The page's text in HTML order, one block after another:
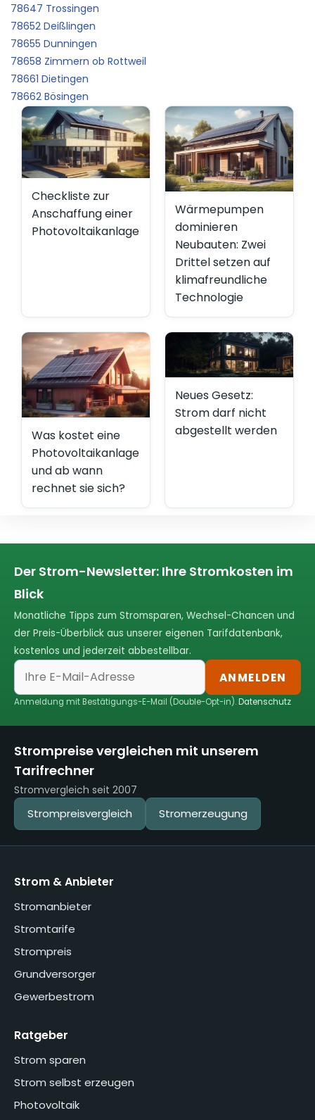
78647 Trossingen
78652 Deißlingen
78655 Dunningen
78658 Zimmern ob Rottweil
78661 Dietingen
78662 Bösingen
Checkliste zur
Anschaffung einer
Photovoltaikanlage
Wärmepumpen
dominieren
Neubauten: Zwei
Drittel setzen auf
klimafreundliche
Technologie
Was kostet eine
Photovoltaikanlage
und ab wann
rechnet sie sich?
Neues Gesetz:
Strom darf nicht
abgestellt werden
Der Strom-Newsletter: Ihre Stromkosten im
Blick
Monatliche Tipps zum Stromsparen, Wechsel-Chancen und
der Preis-Überblick aus unserer eigenen Tarifdatenbank,
kostenlos und jederzeit abbestellbar.
ANMELDEN
Anmeldung mit Bestätigungs-E-Mail (Double-Opt-in).Datenschutz
Strompreise vergleichen mit unserem
Tarifrechner
Stromvergleich seit 2007
Strompreisvergleich Stromerzeugung
Strom & Anbieter
Stromanbieter
Stromtarife
Strompreis
Grundversorger
Gewerbestrom
Ratgeber
Strom sparen
Strom selbst erzeugen
Photovoltaik